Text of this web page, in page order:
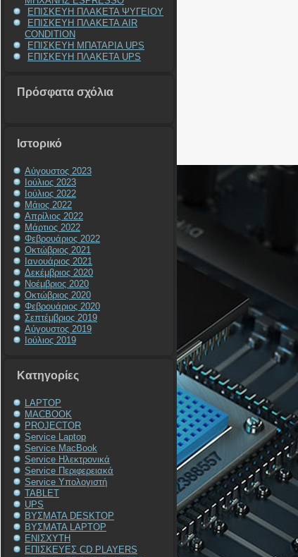
ΕΠΙΣΚΕΥΗ ΠΛΑΚΕΤΑ ΨΥΓΕΙΟΥ
ΕΠΙΣΚΕΥΗ ΠΛΑΚΕΤΑ AIR
CONDITION
ΕΠΙΣΚΕΥΗ ΜΠΑΤΑΡΙΑ UPS
ΕΠΙΣΚΕΥΗ ΠΛΑΚΕΤΑ UPS
Πρόσφατα σχόλια
Ιστορικό
Αύγουστος 2023
Ιούλιος 2023
Ιούλιος 2022
Μάιος 2022
Απρίλιος 2022
Μάρτιος 2022
Φεβρουάριος 2022
Οκτώβριος 2021
Ιανουάριος 2021
Δεκέμβριος 2020
Νοέμβριος 2020
Οκτώβριος 2020
Φεβρουάριος 2020
Σεπτέμβριος 2019
Αύγουστος 2019
Ιούλιος 2019
Kατηγορίες
LAPTOP
MACBOOK
PROJECTOR
Service Laptop
Service MacBook
Service Ηλεκτρονικά
Service Περιφερειακά
Service Υπολογιστή
TABLET
UPS
ΒΥΣΜΑΤΑ DESKTOP
ΒΥΣΜΑΤΑ LAPTOP
ΕΝΙΣΧΥΤΗ
ΕΠΙΣΚΕΥΕΣ CD PLAYERS